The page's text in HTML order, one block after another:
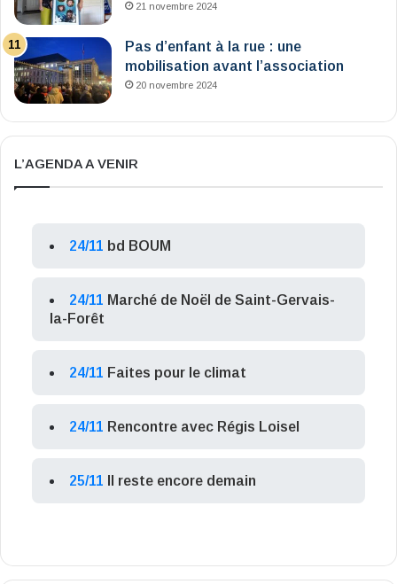
21 novembre 2024
Pas d’enfant à la rue : une
mobilisation avant l’association
20 novembre 2024
L’AGENDA A VENIR
24/11 bd BOUM
24/11 Marché de Noël de Saint-Gervais-
la-Forêt
24/11 Faites pour le climat
24/11 Rencontre avec Régis Loisel
25/11 Il reste encore demain